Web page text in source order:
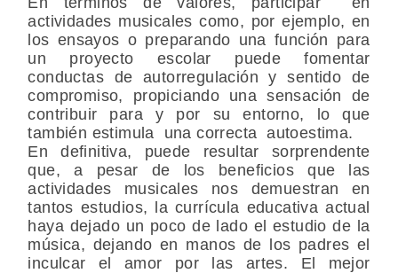
actividades musicales como, por ejemplo, en
los ensayos o preparando una función para
un proyecto escolar puede fomentar
conductas de autorregulación y sentido de
compromiso, propiciando una sensación de
contribuir para y por su entorno, lo que
también estimula una correcta autoestima.
En definitiva, puede resultar sorprendente
que, a pesar de los beneficios que las
actividades musicales nos demuestran en
tantos estudios, la currícula educativa actual
haya dejado un poco de lado el estudio de la
música, dejando en manos de los padres el
inculcar el amor por las artes. El mejor